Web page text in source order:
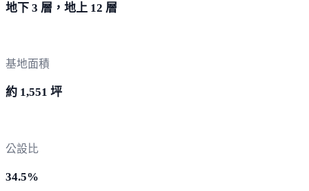
地下 3 層，地上 12 層
基地面積
約 1,551 坪
公設比
34.5%